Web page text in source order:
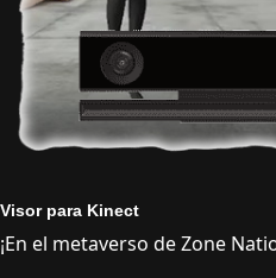
Visor para Kinect
¡En el metaverso de Zone